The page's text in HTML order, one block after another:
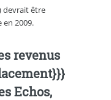
devrait être
en 2009.
revenus
Echos,